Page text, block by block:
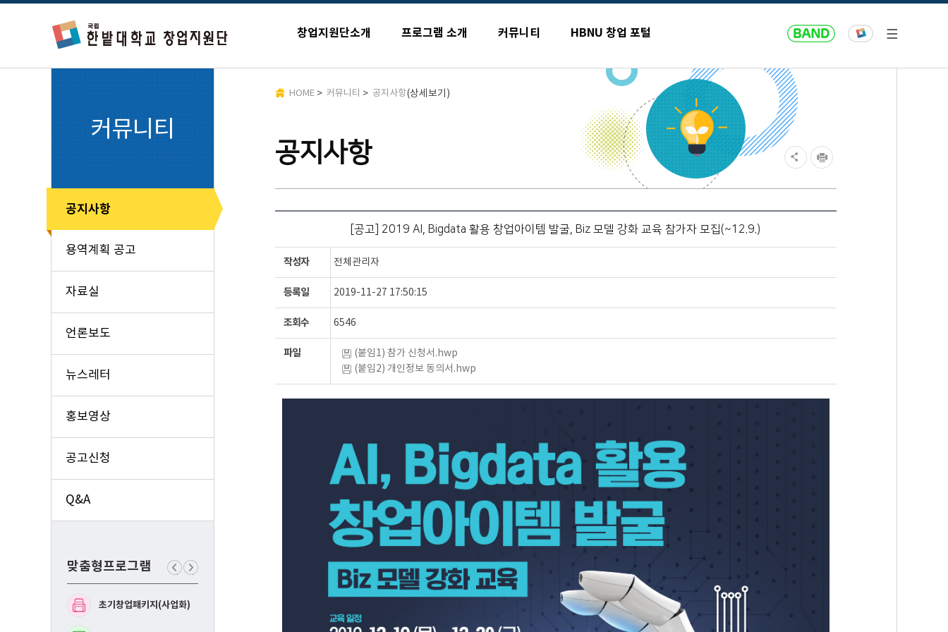
창업지원단소개 프로그램 소개 커뮤니티 HBNU 창업 포털
커뮤니티
공지사항
용역계획 공고
자료실
언론보도
뉴스레터
홍보영상
공고신청
Q&A
맞춤형프로그램
맞
춤
맞
춤
초기창업패키지(사업화)
공지사항
HOME> 커뮤니티 > 공지사항(상세보기)
[공고] 2019 AI, Bigdata 활용 창업아이템 발굴, Biz 모델 강화 교육 참가자 모집(~12.9.)
작성자 전체관리자
등록일 2019-11-27 17:50:15
조회수 6546
파일
(붙임1) 참가 신청서.hwp
(붙임2) 개인정보 동의서.hwp